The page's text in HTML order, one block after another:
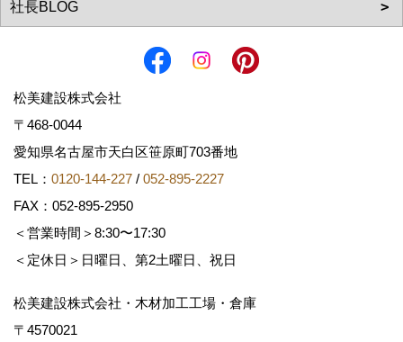
松美建設株式会社
〒468-0044
愛知県名古屋市天白区笹原町703番地
TEL： 0120-144-227 / 052-895-2227
FAX：052-895-2950
＜営業時間＞8:30〜17:30
＜定休日＞日曜日、第2土曜日、祝日
松美建設株式会社・木材加工工場・倉庫
〒4570021